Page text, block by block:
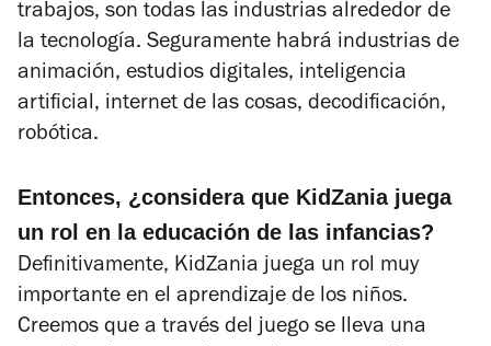
trabajos, son todas las industrias alrededor de
la tecnología. Seguramente habrá industrias de
animación, estudios digitales, inteligencia
artificial, internet de las cosas, decodificación,
robótica.
Entonces, ¿considera que KidZania juega
un rol en la educación de las infancias?
Definitivamente, KidZania juega un rol muy
importante en el aprendizaje de los niños.
Creemos que a través del juego se lleva una